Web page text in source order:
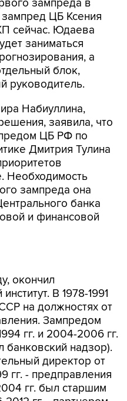
зампреда в
ЦБ Ксения
сейчас. Юдаева
заниматься
а
блок,
руководитель.
Набиуллина,
заявила, что
ЦБ РФ по
Дмитрия Тулина
Необходимость
зампреда она
банка
и финансовой
на должностях от
Зампредом
гг. и 2004-2006 гг.
надзор).
директор от
гг. - предправления
гг. был старшим
гг. - партнером
- профессор